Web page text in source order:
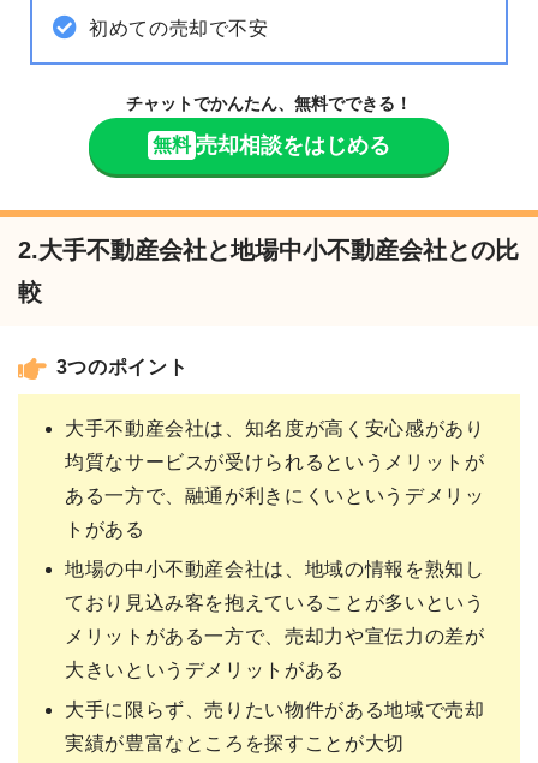
初めての売却で不安
チャットでかんたん、無料でできる！
無料 売却相談をはじめる
2.大手不動産会社と地場中小不動産会社との比
較
3つのポイント
大手不動産会社は、知名度が高く安心感があり
均質なサービスが受けられるというメリットが
ある一方で、融通が利きにくいというデメリッ
トがある
地場の中小不動産会社は、地域の情報を熟知し
ており見込み客を抱えていることが多いという
メリットがある一方で、売却力や宣伝力の差が
大きいというデメリットがある
大手に限らず、売りたい物件がある地域で売却
実績が豊富なところを探すことが大切